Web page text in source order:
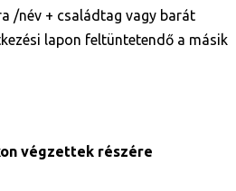
/név + családtag vagy barát
lapon feltüntetendő a másik
végzettek részére